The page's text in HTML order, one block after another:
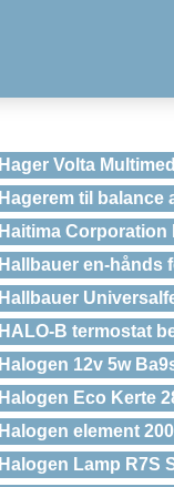
Hager Volta
Hagerem til balance
Haitima Corporation
Hallbauer en-hånds
Hallbauer
HALO-B termostat
Halogen 12v 5w
Halogen Eco Kerte
Halogen element
Halogen Lamp R7S